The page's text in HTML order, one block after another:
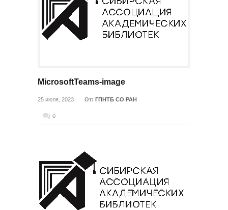
MicrosoftTeams-image
25 июля, 2023 От: ГПНТБ СО РАН
0